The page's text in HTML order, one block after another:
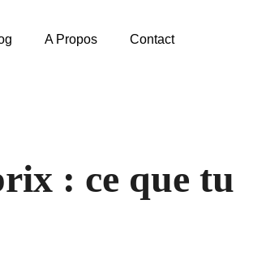
A Propos Contact
: ce que tu